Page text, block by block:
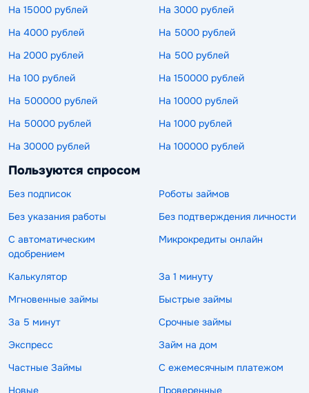
На 15000 рублей
На 3000 рублей
На 4000 рублей
На 5000 рублей
На 2000 рублей
На 500 рублей
На 100 рублей
На 150000 рублей
На 500000 рублей
На 10000 рублей
На 50000 рублей
На 1000 рублей
На 30000 рублей
На 100000 рублей
Пользуются спросом
Без подписок
Роботы займов
Без указания работы
Без подтверждения личности
С автоматическим
одобрением
Микрокредиты онлайн
Калькулятор
За 1 минуту
Мгновенные займы
Быстрые займы
За 5 минут
Срочные займы
Экспресс
Займ на дом
Частные Займы
С ежемесячным платежом
Новые
Проверенные